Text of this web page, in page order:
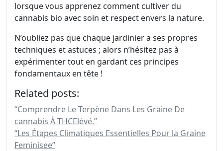
lorsque vous apprenez comment cultiver du
cannabis bio avec soin et respect envers la nature.
N’oubliez pas que chaque jardinier a ses propres
techniques et astuces ; alors n’hésitez pas à
expérimenter tout en gardant ces principes
fondamentaux en tête !
Related posts:
“Comprendre Le Terpène Dans Les Graine De
cannabis À THCElévé.”
“Les Étapes Climatiques Essentielles Pour la Graine
Feminisee”